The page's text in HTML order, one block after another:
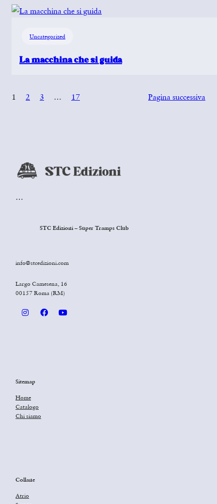
Uncategorized
La macchina che si guida
1 2 3 … 17 Pagina successiva
…
STC Edizioni – Super Tramps Club
info@stcedizioni.com
Largo Camesena, 16
00157 Roma (RM)
Sitemap
Home
Catalogo
Chi siamo
Collane
Atrio